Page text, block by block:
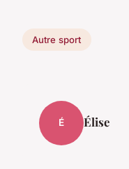
Autre sport
É Élise